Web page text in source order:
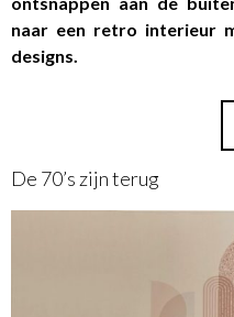
naar een retro interieur
designs.
De 70’s zijn terug